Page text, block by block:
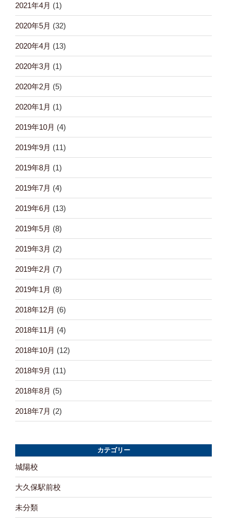
2021年4月 (1)
2020年5月 (32)
2020年4月 (13)
2020年3月 (1)
2020年2月 (5)
2020年1月 (1)
2019年10月 (4)
2019年9月 (11)
2019年8月 (1)
2019年7月 (4)
2019年6月 (13)
2019年5月 (8)
2019年3月 (2)
2019年2月 (7)
2019年1月 (8)
2018年12月 (6)
2018年11月 (4)
2018年10月 (12)
2018年9月 (11)
2018年8月 (5)
2018年7月 (2)
カテゴリー
城陽校
大久保駅前校
未分類